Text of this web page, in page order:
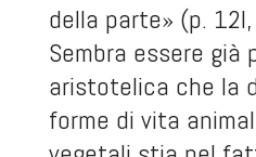
della parte» (p.
Sembra essere già
aristotelica che la
forme di vita